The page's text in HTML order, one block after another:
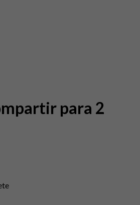
para 2